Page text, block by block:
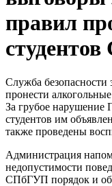
правил
Служба
пронести
За грубое нарушение
студентов им
также проведены
Администрация
недопустимости
СПбГУП порядок и